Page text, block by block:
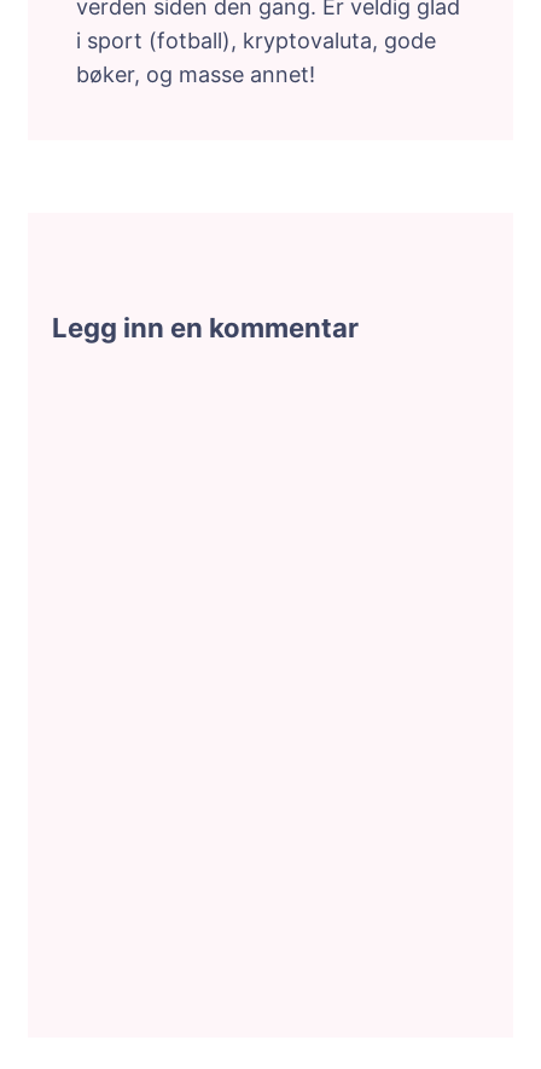
verden siden den gang. Er veldig glad
i sport (fotball), kryptovaluta, gode
bøker, og masse annet!
Legg inn en kommentar